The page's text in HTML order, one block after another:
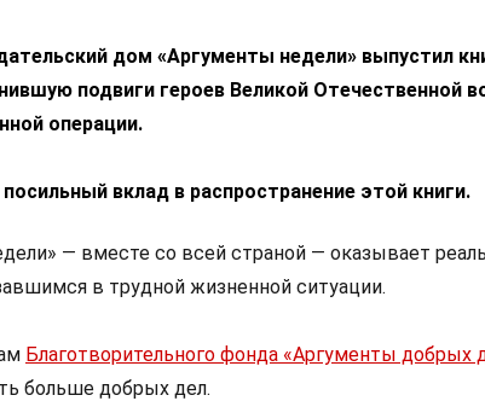
дом «Аргументы недели» выпустил
подвиги героев Великой Отечественной
операции.
вклад в распространение этой книги.
— вместе со всей страной — оказывает
в трудной жизненной ситуации.
Благотворительного фонда «Аргументы добрых
больше добрых дел.